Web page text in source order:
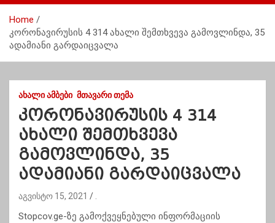
n
Home
კორონავირუსის 4 314 ახალი შემთხვევა გამოვლინდა, 35
ადამიანი გარდაიცვალა
ᲐᲮᲐᲚᲘ ᲐᲛᲑᲔᲑᲘ ᲛᲗᲐᲕᲐᲠᲘ ᲗᲔᲛᲐ
კორონავირუსის 4 314
ახალი შემთხვევა
გამოვლინდა, 35
ადამიანი გარდაიცვალა
აგვისტო 15, 2021
Stopcov.ge-ზე გამოქვეყნებული ინფორმაციის